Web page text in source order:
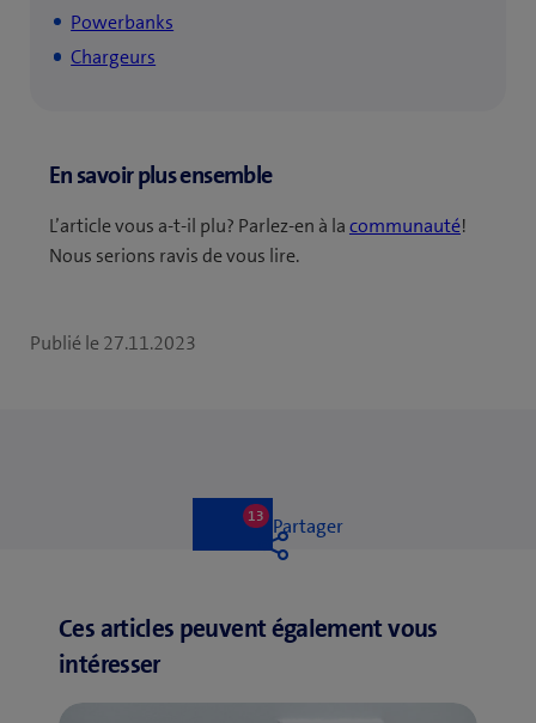
Powerbanks
Chargeurs
En savoir plus ensemble
L’article vous a-t-il plu? Parlez-en à lacommunauté!
Nous serions ravis de vous lire.
Publié le 27.11.2023
1313
likesPartager
Ces articles peuvent également vous
intéresser